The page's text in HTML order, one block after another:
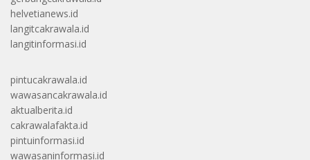
helvetianews.id
langitcakrawala.id
langitinformasi.id
pintucakrawala.id
wawasancakrawala.id
aktualberita.id
cakrawalafakta.id
pintuinformasi.id
wawasaninformasi.id